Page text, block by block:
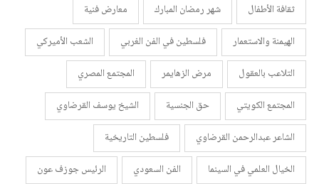
ثقافة الأطفال
شهر رمضان المبارك
معارض فنية
الهيمنة والاستعمار
فلسطين في الفن الغربي
الشعب الأميركي
التلاعب بالعقول
مرض الزهايمر
المجتمع المصري
المجتمع الكويتي
حق الجنسية
الشيخ يوسف القرضاوي
الشاعر عبدالرحمن القرضاوي
فلسطين التاريخية
الخيال العلمي في السينما
الفن السعودي
الرئيس جوزف عون